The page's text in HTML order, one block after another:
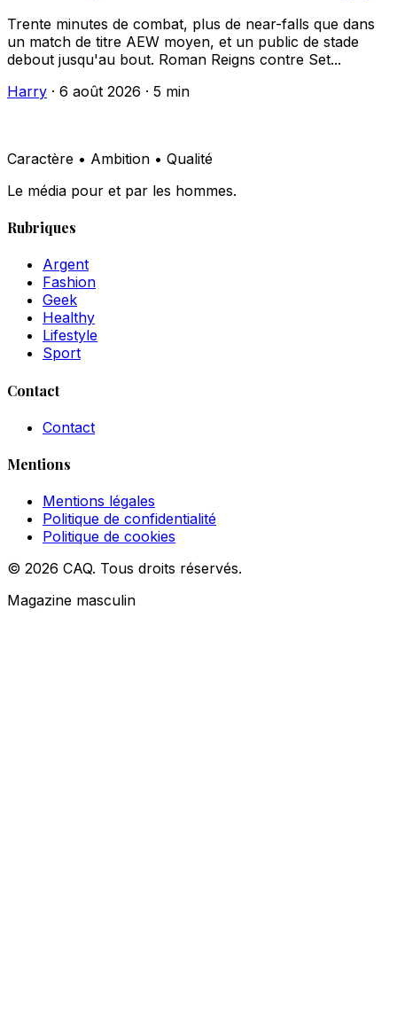
Trente minutes de combat, plus de near-falls que dans
un match de titre AEW moyen, et un public de stade
debout jusqu'au bout. Roman Reigns contre Set...
Harry · 6 août 2026 · 5 min
Caractère • Ambition • Qualité
Le média pour et par les hommes.
Rubriques
Argent
Fashion
Geek
Healthy
Lifestyle
Sport
Contact
Contact
Mentions
Mentions légales
Politique de confidentialité
Politique de cookies
© 2026 CAQ. Tous droits réservés.
Magazine masculin